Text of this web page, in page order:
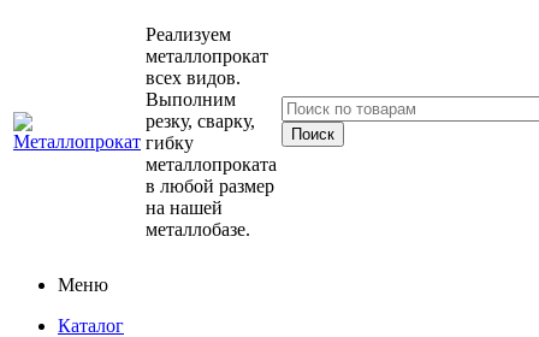
Реализуем
металлопрокат
всех видов.
Выполним
резку, сварку,
гибку
металлопроката
в любой размер
на нашей
металлобазе.
Меню
Каталог